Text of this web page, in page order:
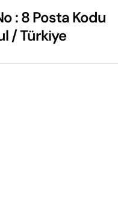
: 8 Posta Kodu
/ Türkiye